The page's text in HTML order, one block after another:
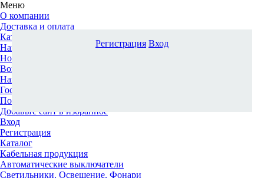
Меню
О компании
Доставка и оплата
Каталог
Наши офисы
Новости и новинки
Вопрос-ответ
Наша команда
Гос. заказчикам
Поставщикам
Добавьте сайт в избранное
Вход
Регистрация
Каталог
Кабельная продукция
Автоматические выключатели
Светильники. Освещение. Фонари
Регистрация Вход